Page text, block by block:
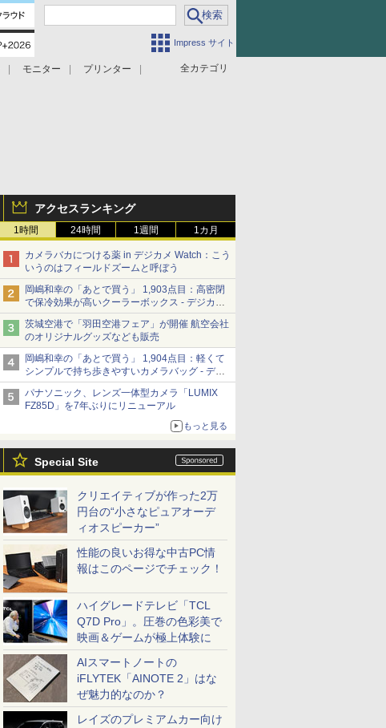
Impress サイト
全カテゴリ
モニター
プリンター
アクセスランキング
1時間 24時間 1週間 1カ月
カメラバカにつける薬 in デジカメ Watch：こう
いうのはフィールドズームと呼ぼう
岡嶋和幸の「あとで買う」 1,903点目：高密閉
で保冷効果が高いクーラーボックス - デジカメ
Watch
茨城空港で「羽田空港フェア」が開催 航空会社
のオリジナルグッズなども販売
岡嶋和幸の「あとで買う」 1,904点目：軽くて
シンプルで持ち歩きやすいカメラバッグ - デジ
カメ Watch
パナソニック、レンズ一体型カメラ「LUMIX
FZ85D」を7年ぶりにリニューアル
もっと見る
Special Site
クリエイティブが作った2万
円台の“小さなピュアオーデ
ィオスピーカー”
性能の良いお得な中古PC情
報はこのページでチェック！
ハイグレードテレビ「TCL
Q7D Pro」。圧巻の色彩美で
映画＆ゲームが極上体験に
AIスマートノートの
iFLYTEK「AINOTE 2」はな
ぜ魅力的なのか？
レイズのプレミアムカー向け